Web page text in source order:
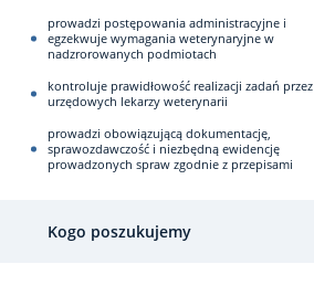
prowadzi postępowania administracyjne i
egzekwuje wymagania weterynaryjne w
nadzrorowanych podmiotach
kontroluje prawidłowość realizacji zadań przez
urzędowych lekarzy weterynarii
prowadzi obowiązującą dokumentację,
sprawozdawczość i niezbędną ewidencję
prowadzonych spraw zgodnie z przepisami
Kogo poszukujemy